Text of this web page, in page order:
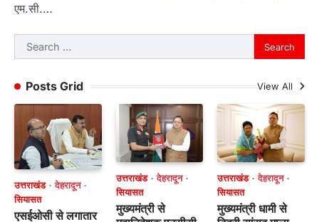
एम.सी.…
Search
for:
Posts Grid
View All
उत्तराखंड
देहरादून
सियासत
एसईओसी से लगातार
उत्तराखंड
देहरादून
सियासत
मुख्यमंत्री से
उत्तराखंड
देहरादून
सियासत
मुख्यमंत्री धामी से